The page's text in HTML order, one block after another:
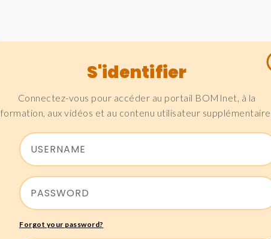
S'identifier
Connectez-vous pour accéder au portail BOMInet, à la
formation, aux vidéos et au contenu utilisateur
Forgot your password?